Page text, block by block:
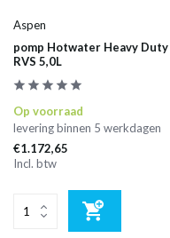
Aspen
pomp Hotwater Heavy Duty
RVS 5,0L
Op voorraad
levering binnen 5 werkdagen
€1.172,65
Incl. btw